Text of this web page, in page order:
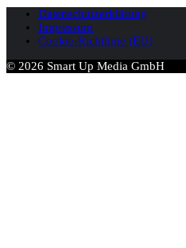
Datenschutzerklärung
Impressum
Cookie-Richtlinie (EU)
© 2026 Smart Up Media GmbH